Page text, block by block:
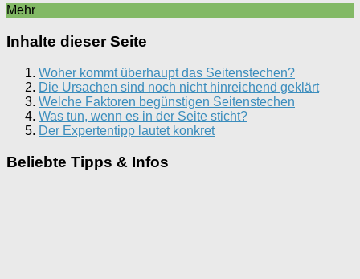
Mehr
Inhalte dieser Seite
Woher kommt überhaupt das Seitenstechen?
Die Ursachen sind noch nicht hinreichend geklärt
Welche Faktoren begünstigen Seitenstechen
Was tun, wenn es in der Seite sticht?
Der Expertentipp lautet konkret
Beliebte Tipps & Infos